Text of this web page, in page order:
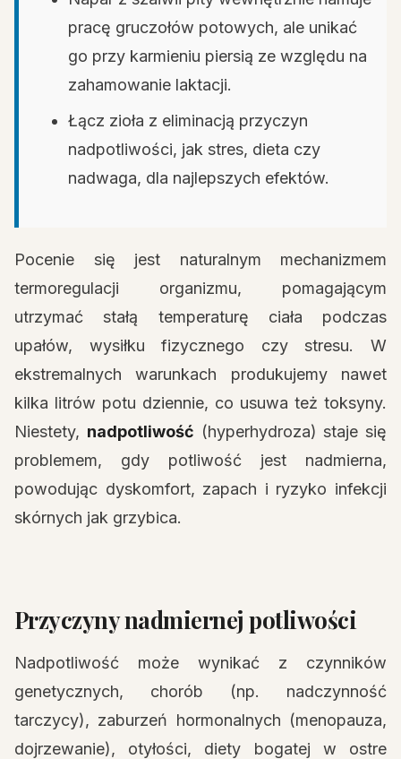
pracę gruczołów potowych, ale unikać
go przy karmieniu piersią ze względu na
zahamowanie laktacji.
Łącz zioła z eliminacją przyczyn
nadpotliwości, jak stres, dieta czy
nadwaga, dla najlepszych efektów.
Pocenie się jest naturalnym mechanizmem
termoregulacji organizmu, pomagającym
utrzymać stałą temperaturę ciała podczas
upałów, wysiłku fizycznego czy stresu. W
ekstremalnych warunkach produkujemy nawet
kilka litrów potu dziennie, co usuwa też toksyny.
Niestety, nadpotliwość (hyperhydroza) staje się
problemem, gdy potliwość jest nadmierna,
powodując dyskomfort, zapach i ryzyko infekcji
skórnych jak grzybica.
Przyczyny nadmiernej potliwości
Nadpotliwość może wynikać z czynników
genetycznych, chorób (np. nadczynność
tarczycy), zaburzeń hormonalnych (menopauza,
dojrzewanie), otyłości, diety bogatej w ostre